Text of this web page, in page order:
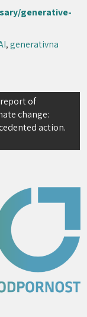
generative-
,generativna
report of
change:
action.